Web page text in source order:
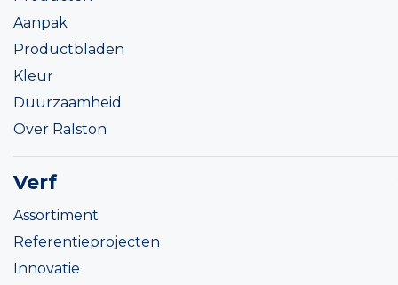
Aanpak
Productbladen
Kleur
Duurzaamheid
Over Ralston
Verf
Assortiment
Referentieprojecten
Innovatie